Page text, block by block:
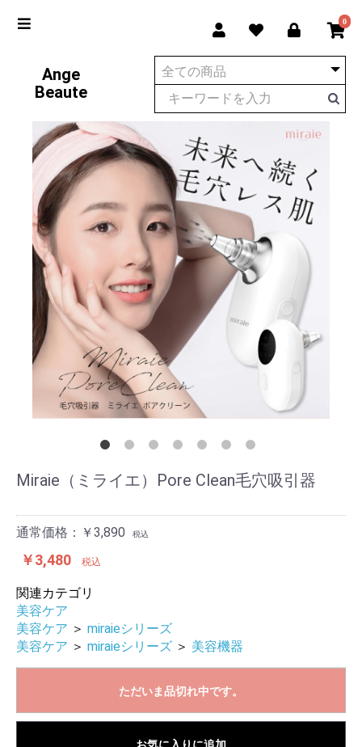
0
Ange
Beaute
Miraie（ミライエ）Pore Clean毛穴吸引器
通常価格：￥3,890 税込
￥3,480 税込
関連カテゴリ
美容ケア
美容ケア ＞ miraieシリーズ
美容ケア ＞ miraieシリーズ ＞ 美容機器
ただいま品切れ中です。
お気に入りに追加